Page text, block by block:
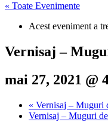
« Toate Evenimente
Acest eveniment a
Vernisaj –
mai 27, 2021 @
« Vernisaj – Muguri
Vernisaj – Muguri